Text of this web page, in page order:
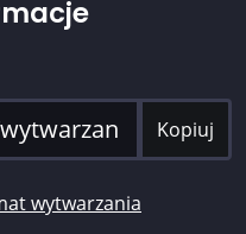
Kopiuj
wytwarzania